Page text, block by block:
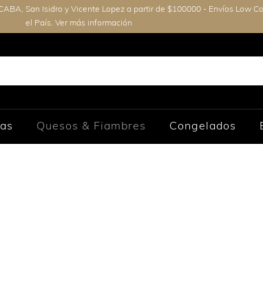
San Isidro y Vicente Lopez a partir de $100000 - Envíos Low
el País. Ver más información
Quesos & Fiambres Congelados